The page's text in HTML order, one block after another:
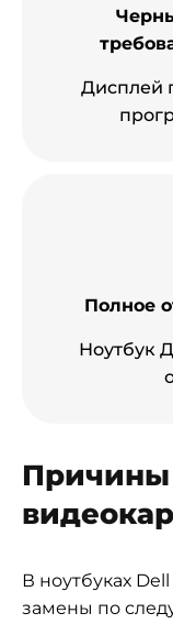
Дисплей
Полное
Ноутбук
В ноутбуках
замены по